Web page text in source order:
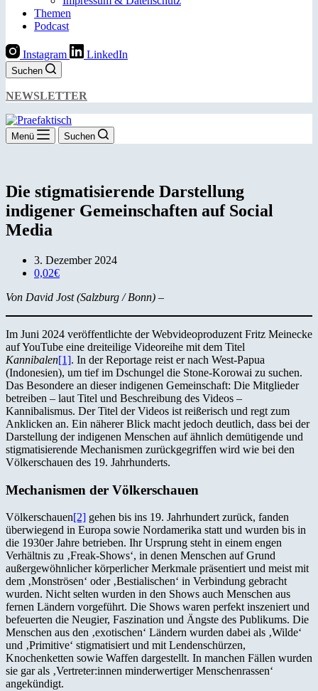
Themen
Podcast
Instagram LinkedIn
Suchen
NEWSLETTER
Menü Suchen
Die stigmatisierende Darstellung
indigener Gemeinschaften auf Social
Media
3. Dezember 2024
0,02€
Von David Jost (Salzburg / Bonn) –
Im Juni 2024 veröffentlichte der Webvideoproduzent Fritz Meinecke
auf YouTube eine dreiteilige Videoreihe mit dem Titel
Kannibalen[1]. In der Reportage reist er nach West-Papua
(Indonesien), um tief im Dschungel die Stone-Korowai zu suchen.
Das Besondere an dieser indigenen Gemeinschaft: Die Mitglieder
betreiben – laut Titel und Beschreibung des Videos –
Kannibalismus. Der Titel der Videos ist reißerisch und regt zum
Anklicken an. Ein näherer Blick macht jedoch deutlich, dass bei der
Darstellung der indigenen Menschen auf ähnlich demütigende und
stigmatisierende Mechanismen zurückgegriffen wird wie bei den
Völkerschauen des 19. Jahrhunderts.
Mechanismen der Völkerschauen
Völkerschauen[2] gehen bis ins 19. Jahrhundert zurück, fanden
überwiegend in Europa sowie Nordamerika statt und wurden bis in
die 1930er Jahre betrieben. Ihr Ursprung steht in einem engen
Verhältnis zu ‚Freak-Shows‘, in denen Menschen auf Grund
außergewöhnlicher körperlicher Merkmale präsentiert und meist mit
dem ‚Monströsen‘ oder ‚Bestialischen‘ in Verbindung gebracht
wurden. Nicht selten wurden in den Shows auch Menschen aus
fernen Ländern vorgeführt. Die Shows waren perfekt inszeniert und
befeuerten die Neugier, Faszination und Ängste des Publikums. Die
Menschen aus den ‚exotischen‘ Ländern wurden dabei als ‚Wilde‘
und ‚Primitive‘ stigmatisiert und mit Lendenschürzen,
Knochenketten sowie Waffen dargestellt. In manchen Fällen wurden
sie gar als ‚Vertreter:innen minderwertiger Menschenrassen‘
angekündigt.